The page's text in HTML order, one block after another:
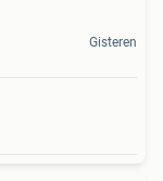
Gisteren